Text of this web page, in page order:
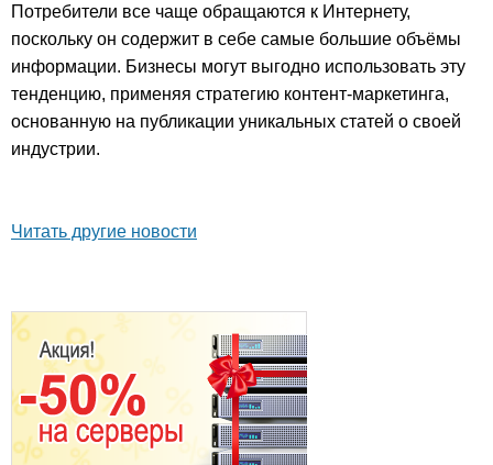
Потребители все чаще обращаются к Интернету,
поскольку он содержит в себе самые большие объёмы
информации. Бизнесы могут выгодно использовать эту
тенденцию, применяя стратегию контент-маркетинга,
основанную на публикации уникальных статей о своей
индустрии.
Читать другие новости